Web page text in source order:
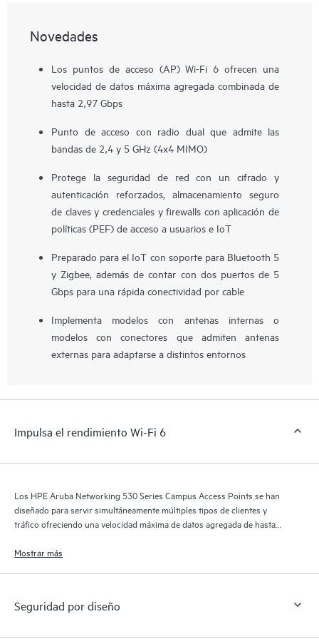
Novedades
Los puntos de acceso (AP) Wi-Fi 6 ofrecen una
velocidad de datos máxima agregada combinada de
hasta 2,97 Gbps
Punto de acceso con radio dual que admite las
bandas de 2,4 y 5 GHz (4x4 MIMO)
Protege la seguridad de red con un cifrado y
autenticación reforzados, almacenamiento seguro
de claves y credenciales y firewalls con aplicación de
políticas (PEF) de acceso a usuarios e IoT
Preparado para el IoT con soporte para Bluetooth 5
y Zigbee, además de contar con dos puertos de 5
Gbps para una rápida conectividad por cable
Implementa modelos con antenas internas o
modelos con conectores que admiten antenas
externas para adaptarse a distintos entornos
Impulsa el rendimiento Wi-Fi 6
Los HPE Aruba Networking 530 Series Campus Access Points se han
diseñado para servir simultáneamente múltiples tipos de clientes y
tráfico ofreciendo una velocidad máxima de datos agregada de hasta
Mostrar más
Seguridad por diseño